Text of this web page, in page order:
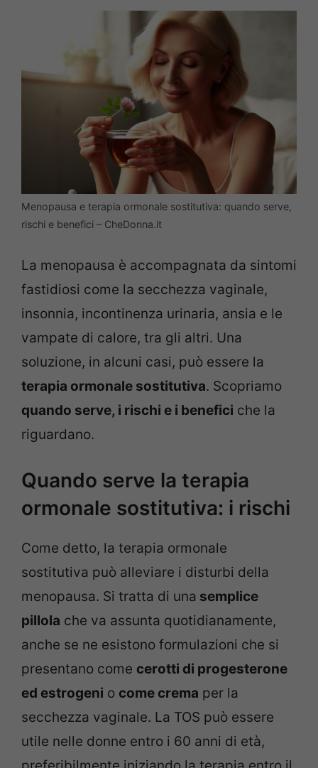
Menopausa e terapia ormonale sostitutiva: quando serve,
rischi e benefici – CheDonna.it
La menopausa è accompagnata da sintomi
fastidiosi come la secchezza vaginale,
insonnia, incontinenza urinaria, ansia e le
vampate di calore, tra gli altri. Una
soluzione, in alcuni casi, può essere la
terapia ormonale sostitutiva. Scopriamo
quando serve, i rischi e i benefici che la
riguardano.
Quando serve la terapia
ormonale sostitutiva: i rischi
Come detto, la terapia ormonale
sostitutiva può alleviare i disturbi della
menopausa. Si tratta di una semplice
pillola che va assunta quotidianamente,
anche se ne esistono formulazioni che si
presentano come cerotti di progesterone
ed estrogeni o come crema per la
secchezza vaginale. La TOS può essere
utile nelle donne entro i 60 anni di età,